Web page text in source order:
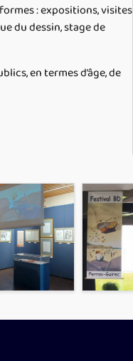
: expositions, visites
du dessin, stage de
en termes d’âge, de